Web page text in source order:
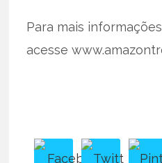
Para mais
acesse